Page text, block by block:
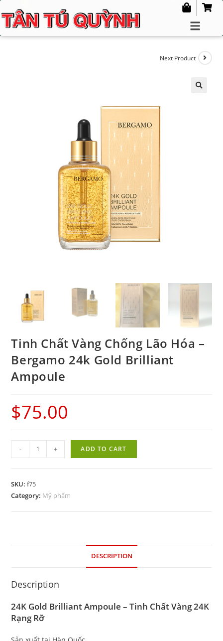
Next Product
Tinh Chất Vàng Chống Lão Hóa –
Bergamo 24k Gold Brilliant
Ampoule
$75.00
- + ADD TO CART
SKU:f75
Category: Mỹ phẩm
DESCRIPTION
Description
24K Gold Brilliant Ampoule – Tinh Chất Vàng 24K
Rạng Rỡ